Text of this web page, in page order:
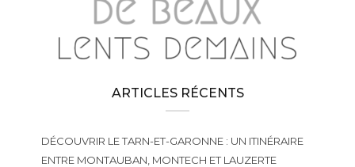
ARTICLES RÉCENTS
DÉCOUVRIR LE TARN-ET-GARONNE : UN ITINÉRAIRE
ENTRE MONTAUBAN, MONTECH ET LAUZERTE